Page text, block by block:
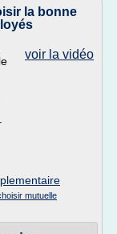
la bonne
voir la vidéo
mutuelle